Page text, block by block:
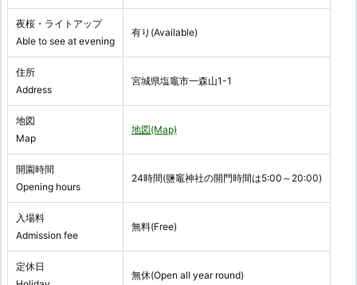
夜桜・ライトアップ
Able to see at evening
有り(Available)
住所
Address
宮城県塩竈市一森山1-1
地図
Map
地図(Map)
開園時間
Opening hours
24時間(鹽竈神社の開門時間は5:00～20:00)
入場料
Admission fee
無料(Free)
定休日
無休(Open all year round)